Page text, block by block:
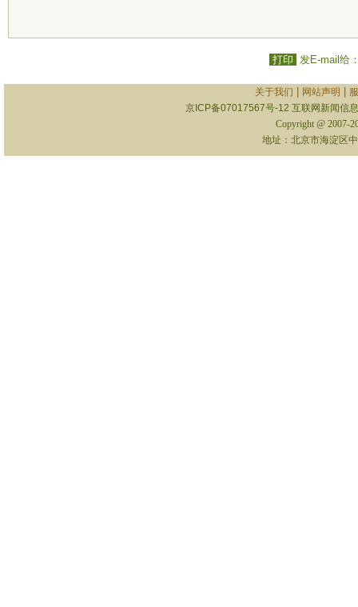
打印 发E-mail给
关于我们 网站声明
京ICP备07017567号-12 互联网新闻信
Copyright @ 2007-
地址：北京市海淀区